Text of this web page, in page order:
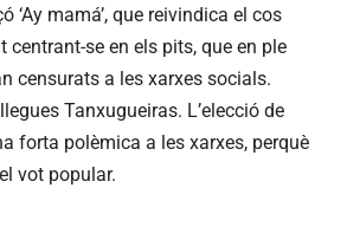
‘Ay mamá’, que reivindica el cos
se en els pits, que en ple
censurats a les xarxes socials.
Tanxugueiras. L’elecció de
forta polèmica a les xarxes, perquè
vot popular.